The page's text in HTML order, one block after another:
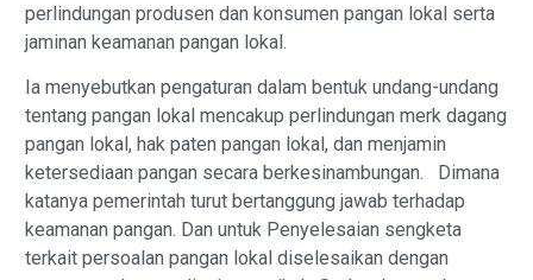
perlindungan produsen dan konsumen pangan lokal serta
jaminan keamanan pangan lokal.
Ia menyebutkan pengaturan dalam bentuk undang-undang
tentang pangan lokal mencakup perlindungan merk dagang
pangan lokal, hak paten pangan lokal, dan menjamin
ketersediaan pangan secara berkesinambungan. Dimana
katanya pemerintah turut bertanggung jawab terhadap
keamanan pangan. Dan untuk Penyelesaian sengketa
terkait persoalan pangan lokal diselesaikan dengan